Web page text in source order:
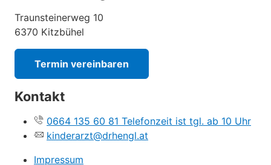
Traunsteinerweg 10
6370 Kitzbühel
Termin vereinbaren
Kontakt
0664 135 60 81 Telefonzeit ist tgl. ab 10 Uhr
kinderarzt@drhengl.at
Impressum